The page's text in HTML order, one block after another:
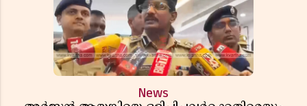
News